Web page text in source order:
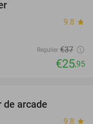
9.8 star
Regulier €37
€25,95
de arcade
9.8 star